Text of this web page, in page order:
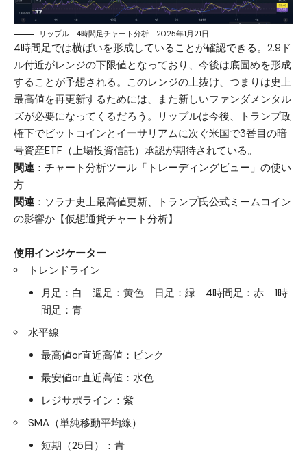
リップル 4時間足チャート分析 2025年1月21日
4時間足では横ばいを形成していることが確認できる。2.9ド
ル付近がレンジの下限値となっており、今後は底固めを形成
することが予想される。このレンジの上抜け、つまりは史上
最高値を再更新するためには、また新しいファンダメンタル
ズが必要になってくるだろう。リップルは今後、トランプ政
権下でビットコインとイーサリアムに次ぐ米国で3番目の暗
号資産ETF（上場投資信託）承認が期待されている。
関連 ： チャート分析ツール「トレーディングビュー」の使い
方
関連 ： ソラナ史上最高値更新、トランプ氏公式ミームコイン
の影響か【仮想通貨チャート分析】
使用インジケーター
トレンドライン
月足：白 週足：黄色 日足：緑 4時間足：赤 1時
間足：青
水平線
最高値or直近高値：ピンク
最安値or直近高値：水色
レジサポライン：紫
SMA（単純移動平均線）
短期（25日）：青